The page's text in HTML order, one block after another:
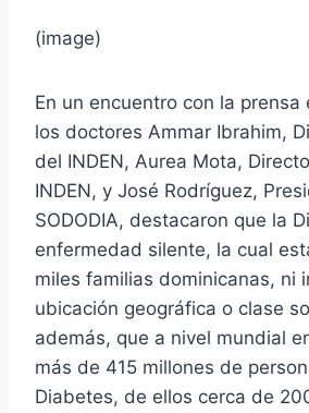
(image)
En un encuentro con la
los doctores Ammar Ibrahim,
del INDEN, Aurea Mota,
INDEN, y José Rodríguez,
SODODIA, destacaron que la
enfermedad silente, la cual
miles familias dominicanas, ni
ubicación geográfica o clase
además, que a nivel mundial
más de 415 millones de
Diabetes, de ellos cerca de